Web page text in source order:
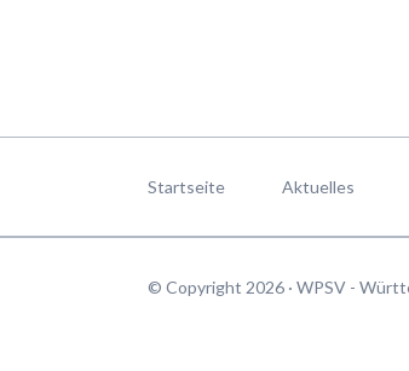
Startseite Aktuelles
© Copyright 2026 · WPSV -